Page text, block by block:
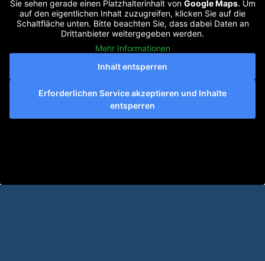
Sie sehen gerade einen Platzhalterinhalt von Google Maps. Um
auf den eigentlichen Inhalt zuzugreifen, klicken Sie auf die
Schaltfläche unten. Bitte beachten Sie, dass dabei Daten an
Drittanbieter weitergegeben werden.
Mehr Informationen
Inhalt entsperren
Erforderlichen Service akzeptieren und Inhalte
entsperren